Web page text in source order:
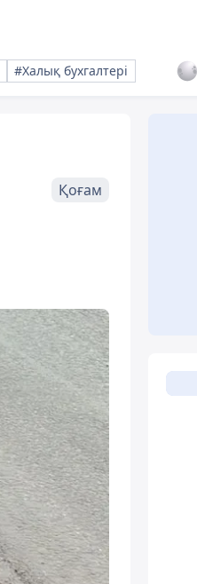
#Халық бухгалтері
Қоғам